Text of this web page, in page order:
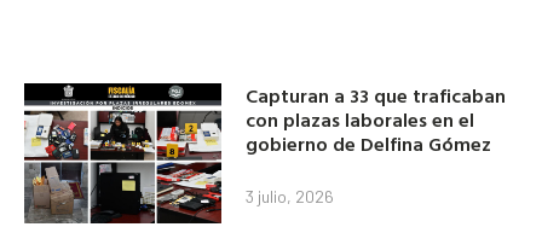
Capturan a 33 que traficaban
con plazas laborales en el
gobierno de Delfina Gómez
3 julio, 2026